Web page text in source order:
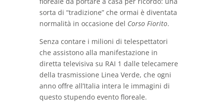
sorta di “tradizione” che ormai è diventata
normalità in occasione del Corso Fiorito.
Senza contare i milioni di telespettatori
che assistono alla manifestazione in
diretta televisiva su RAI 1 dalle telecamere
della trasmissione Linea Verde, che ogni
anno offre all’Italia intera le immagini di
questo stupendo evento floreale.